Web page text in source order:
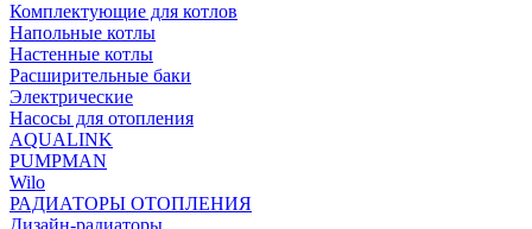
Комплектующие для котлов
Напольные котлы
Настенные котлы
Расширительные баки
Электрические
Насосы для отопления
AQUALINK
PUMPMAN
Wilo
РАДИАТОРЫ ОТОПЛЕНИЯ
Дизайн-радиаторы